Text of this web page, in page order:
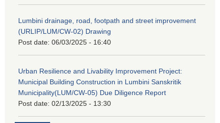
Lumbini drainage, road, footpath and street improvement
(URLIP/LUM/CW-02) Drawing
Post date: 06/03/2025 - 16:40
Urban Resilience and Livability Improvement Project:
Municipal Building Construction in Lumbini Sanskritik
Municipality(LUM/CW-05) Due Diligence Report
Post date: 02/13/2025 - 13:30